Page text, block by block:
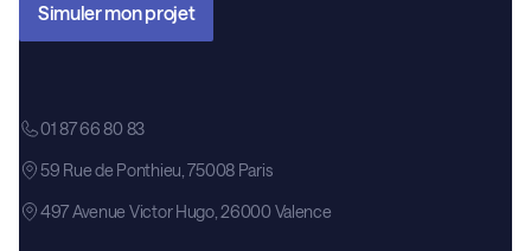
Simuler mon projet
01 87 66 80 83
59 Rue de Ponthieu, 75008 Paris
497 Avenue Victor Hugo, 26000 Valence